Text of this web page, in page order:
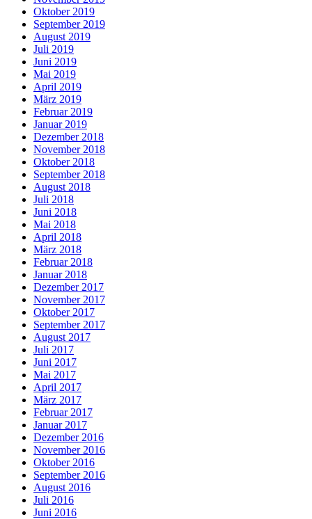
Oktober 2019
September 2019
August 2019
Juli 2019
Juni 2019
Mai 2019
April 2019
März 2019
Februar 2019
Januar 2019
Dezember 2018
November 2018
Oktober 2018
September 2018
August 2018
Juli 2018
Juni 2018
Mai 2018
April 2018
März 2018
Februar 2018
Januar 2018
Dezember 2017
November 2017
Oktober 2017
September 2017
August 2017
Juli 2017
Juni 2017
Mai 2017
April 2017
März 2017
Februar 2017
Januar 2017
Dezember 2016
November 2016
Oktober 2016
September 2016
August 2016
Juli 2016
Juni 2016